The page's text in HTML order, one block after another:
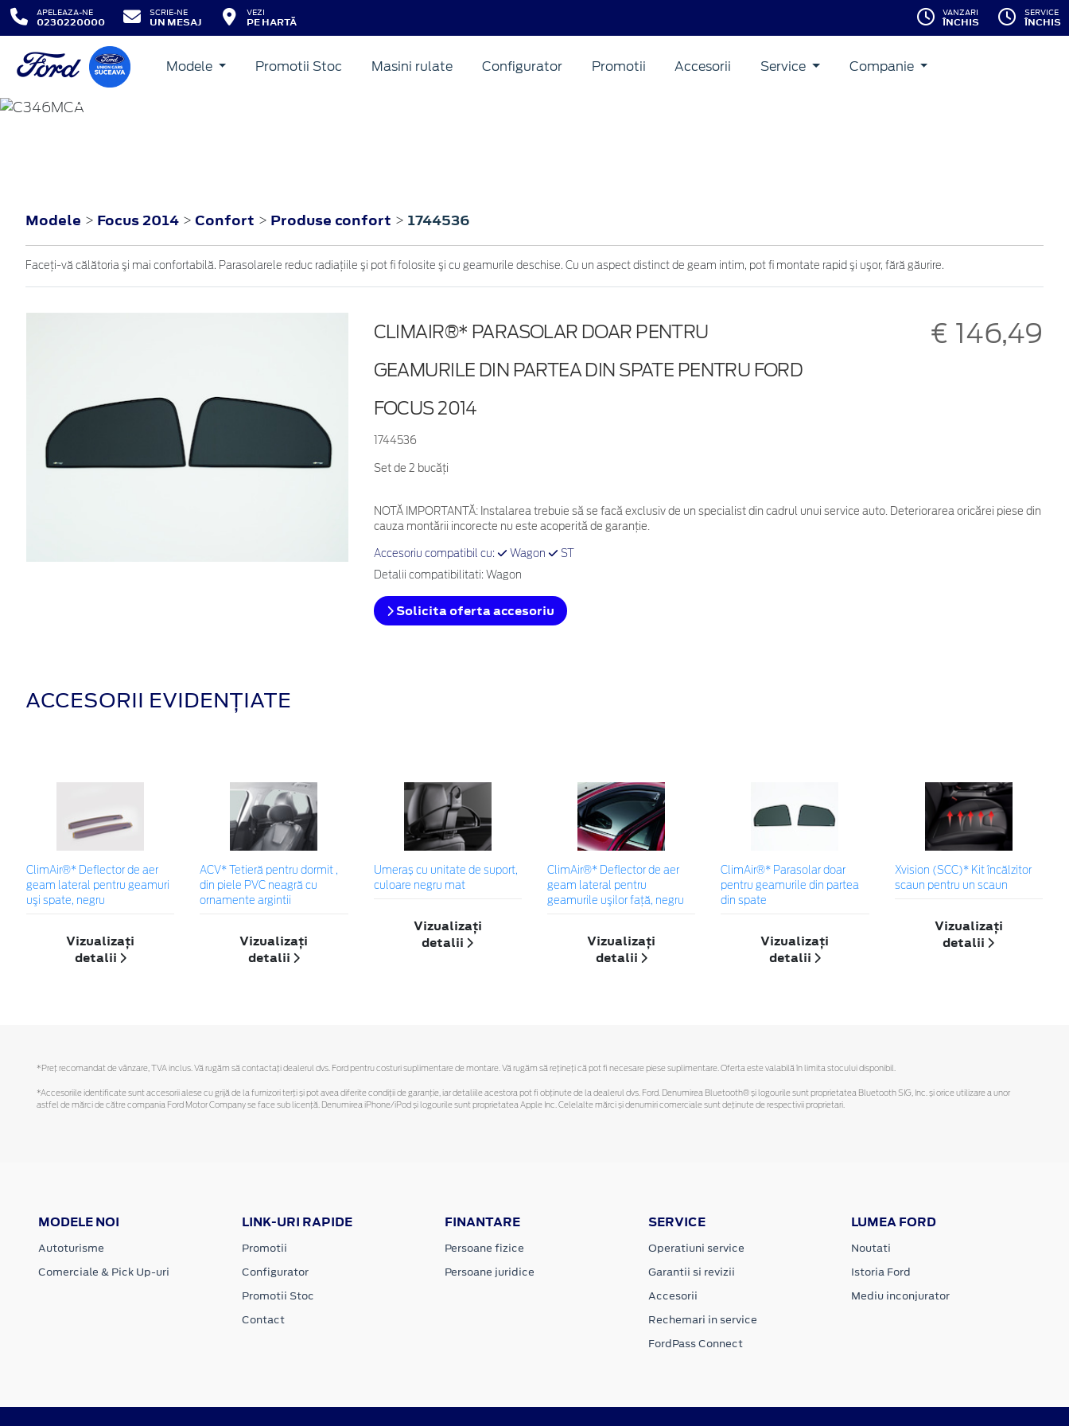
APELEAZA-NE
0230220000
SCRIE-NE
UN MESAJ
VEZI
PE HARTĂ
VANZARI
ÎNCHIS
SERVICE
ÎNCHIS
Modele Promotii Stoc Masini rulate Configurator Promotii Accesorii Service Companie
FOCUS
Modele > Focus 2014 > Confort > Produse confort > 1744536
Faceţi-vă călătoria şi mai confortabilă. Parasolarele reduc radiaţiile şi pot fi folosite şi cu geamurile deschise. Cu un aspect distinct de geam intim, pot fi montate rapid şi uşor, fără găurire.
CLIMAIR®* PARASOLAR DOAR PENTRU
GEAMURILE DIN PARTEA DIN SPATE PENTRU FORD
FOCUS 2014
1744536
€ 146,49
Set de 2 bucăţi
NOTĂ IMPORTANTĂ:Instalarea trebuie să se facă exclusiv de un specialist din cadrul unui service auto. Deteriorarea oricărei piese din
cauza montării incorecte nu este acoperită de garanţie.
Accesoriu compatibil cu: Wagon ST
Detalii compatibilitati: Wagon
Solicita oferta accesoriu
ACCESORII EVIDENȚIATE
ClimAir®* Deflector de aer
geam lateral pentru geamuri
uşi spate, negru
Vizualizați
detalii
ACV* Tetieră pentru dormit ,
din piele PVC neagră cu
ornamente argintii
Vizualizați
detalii
Umeraș cu unitate de suport,
culoare negru mat
Vizualizați
detalii
ClimAir®* Deflector de aer
geam lateral pentru
geamurile uşilor faţă, negru
Vizualizați
detalii
ClimAir®* Parasolar doar
pentru geamurile din partea
din spate
Vizualizați
detalii
Xvision (SCC)* Kit încălzitor
scaun pentru un scaun
Vizualizați
detalii
*Preţ recomandat de vânzare, TVA inclus. Vă rugăm să contactaţi dealerul dvs. Ford pentru costuri suplimentare de montare. Vă rugăm să reţineţi că pot fi necesare piese suplimentare. Oferta este valabilă în limita stocului disponibil.
*Accesoriile identificate sunt accesorii alese cu grijă de la furnizori terți și pot avea diferite condiții de garanție, iar detaliile acestora pot fi obținute de la dealerul dvs. Ford. Denumirea Bluetooth® și logourile sunt proprietatea Bluetooth SIG, Inc. și orice utilizare a unor
astfel de mărci de către compania Ford Motor Company se face sub licență. Denumirea iPhone/iPod și logourile sunt proprietatea Apple Inc. Celelalte mărci și denumiri comerciale sunt deținute de respectivii proprietari.
MODELE NOI
Autoturisme
Comerciale & Pick Up-uri
LINK-URI RAPIDE
Promotii
Configurator
Promotii Stoc
Contact
FINANTARE
Persoane fizice
Persoane juridice
SERVICE
Operatiuni service
Garantii si revizii
Accesorii
Rechemari in service
FordPass Connect
LUMEA FORD
Noutati
Istoria Ford
Mediu inconjurator